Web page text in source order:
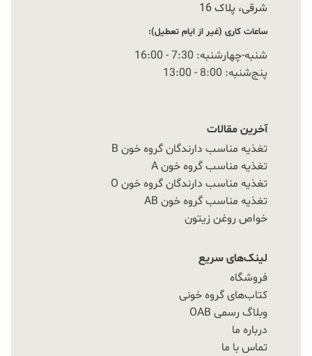
شرقی، پلاک 16‭
ساعات کاری (غیر از ایام تعطیل):
شنبه-چهارشنبه: 7:30 - 16:00
پنج‌شنبه: 8:00 - 13:00
آخرین مقالات
تغذیه مناسب دارندگان گروه خون B
تغذیه مناسب گروه خون A
تغذیه مناسب دارندگان گروه خون O
تغذیه مناسب گروه خون AB
خواص روغن زیتون
لینک‌های سریع
فروشگاه
کتاب‌های گروه خونی
وبلاگ رسمی OAB
درباره ما
تماس با ما